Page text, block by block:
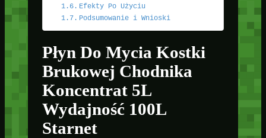
Efekty Po Użyciu
Podsumowanie i Wnioski
Płyn Do Mycia Kostki
Brukowej Chodnika
Koncentrat 5L
Wydajność 100L
Starnet